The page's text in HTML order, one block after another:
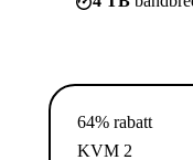
64% rabatt
KVM 2